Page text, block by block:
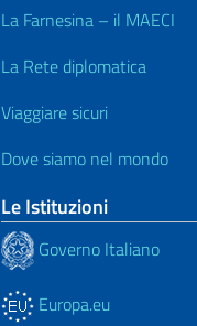
La Farnesina – il MAECI
La Rete diplomatica
Viaggiare sicuri
Dove siamo nel mondo
Le Istituzioni
Governo Italiano
Europa.eu